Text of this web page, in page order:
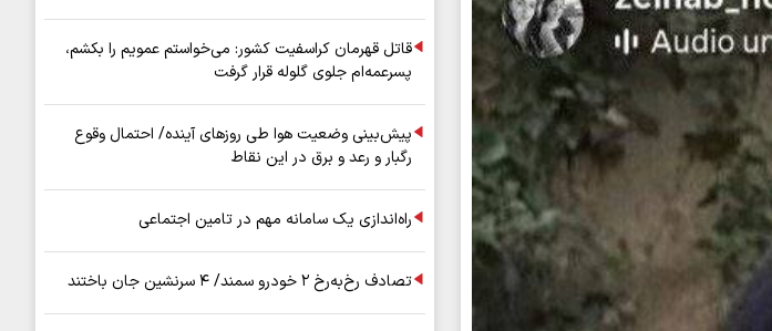
قاتل قهرمان کراسفیت کشور: می‌خواستم عمویم را بکشم،
پسرعمه‌ام جلوی گلوله قرار گرفت
پیش‌بینی وضعیت هوا طی روزهای آینده/ احتمال وقوع
رگبار و رعد و برق در این نقاط
راه‌اندازی یک سامانه مهم در تامین اجتماعی
تصادف رخ‌به‌رخ ۲ خودرو سمند/ ۴ سرنشین جان باختند